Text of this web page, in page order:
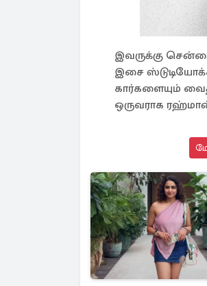
இவருக்கு
இசை
கார்களையும்
ஒருவராக